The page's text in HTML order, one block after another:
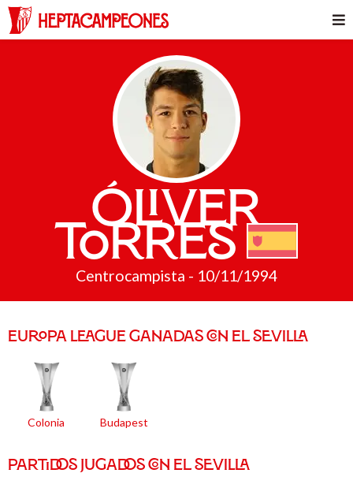
Óliver
Torres
Centrocampista - 10/11/1994
EUROPA LEAGUE GANADAS CON EL SEVILLA
Colonia Budapest
PARTIDOS JUGADOS CON EL SEVILLA